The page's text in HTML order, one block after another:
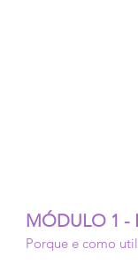
MÓDULO 1 -
Porque e como